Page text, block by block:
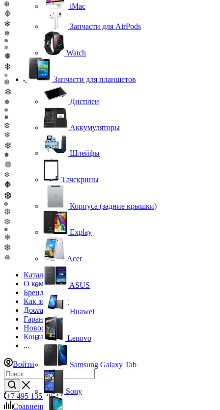
❆
❅
❄
❄
❅
❅
❅
❄
❅
❆
❄
❅
❅
❅
❆
❄
❄
❅
❅
❄
❅
❆
❆
❆
❆
❅
❄
❆
❅
Каталог
О компании
Бренды
Как заказать?
Доставка
Гарантия
Новости
Контакты
...
Войти
+7 495 135-39-43
Сравнение
0
iMac
Запчасти для AirPods
Watch
Запчасти для планшетов
Дисплеи
Аккумуляторы
Шлейфы
Тачскрины
Корпуса (задние крышки)
Explay
Acer
ASUS
Huawei
Lenovo
Samsung Galaxy Tab
Sony